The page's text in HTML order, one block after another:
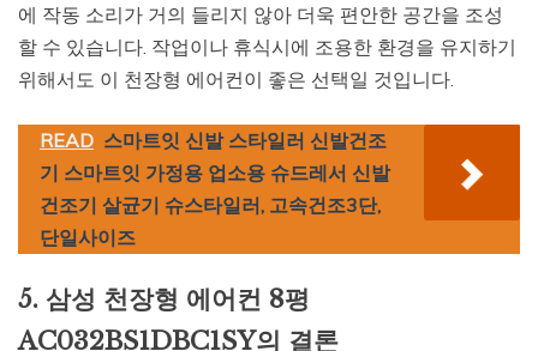
에 작동 소리가 거의 들리지 않아 더욱 편안한 공간을 조성
할 수 있습니다. 작업이나 휴식시에 조용한 환경을 유지하기
위해서도 이 천장형 에어컨이 좋은 선택일 것입니다.
READ 스마트잇 신발 스타일러 신발건조
기 스마트잇 가정용 업소용 슈드레서 신발
건조기 살균기 슈스타일러, 고속건조3단,
단일사이즈
5. 삼성 천장형 에어컨 8평
AC032BS1DBC1SY의 결론